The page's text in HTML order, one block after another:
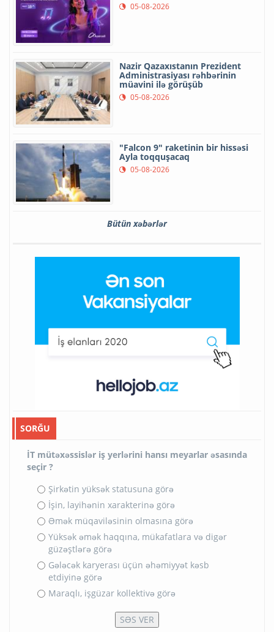
05-08-2026
Nazir Qazaxıstanın Prezident
Administrasiyası rəhbərinin
müavini ilə görüşüb
05-08-2026
"Falcon 9" raketinin bir hissəsi
Ayla toqquşacaq
05-08-2026
Bütün xəbərlər
SORĞU
İT mütəxəssislər iş yerlərini hansı meyarlar əsasında
seçir ?
Şirkətin yüksək statusuna görə
İşin, layihənin xarakterinə görə
Əmək müqaviləsinin olmasına görə
Yüksək əmək haqqına, mükafatlara və digər
güzəştlərə görə
Gələcək karyerası üçün əhəmiyyət kəsb
etdiyinə görə
Maraqlı, işgüzar kollektivə görə